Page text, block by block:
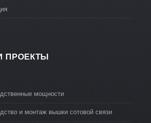
ПРОЕКТЫ
мощности
и монтаж вышки сотовой связи